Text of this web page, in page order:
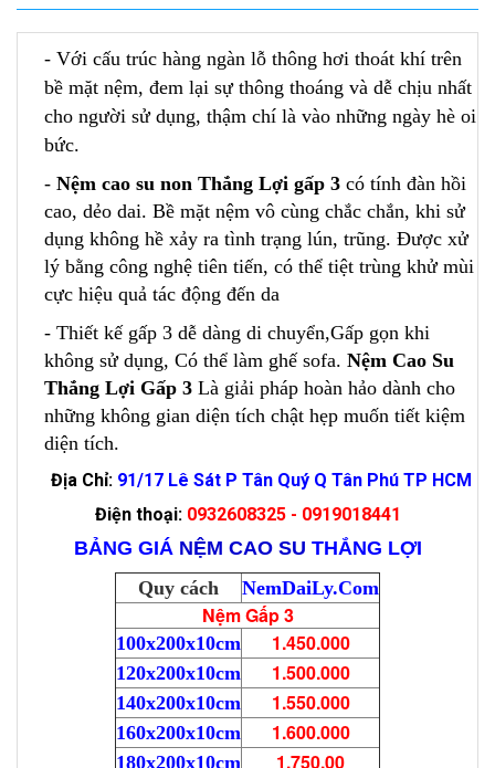
- Với cấu trúc hàng ngàn lỗ thông hơi thoát khí trên
bề mặt nệm, đem lại sự thông thoáng và dễ chịu nhất
cho người sử dụng, thậm chí là vào những ngày hè oi
bức.
- Nệm cao su non Thắng Lợi gấp 3 có tính đàn hồi
cao, dẻo dai. Bề mặt nệm vô cùng chắc chắn, khi sử
dụng không hề xảy ra tình trạng lún, trũng. Được xử
lý bằng công nghệ tiên tiến, có thể tiệt trùng khử mùi
cực hiệu quả tác động đến da
- Thiết kế gấp 3 dễ dàng di chuyển,Gấp gọn khi
không sử dụng, Có thể làm ghế sofa. Nệm Cao Su
Thắng Lợi Gấp 3 Là giải pháp hoàn hảo dành cho
những không gian diện tích chật hẹp muốn tiết kiệm
diện tích.
Địa Chỉ: 91/17 Lê Sát P Tân Quý Q Tân Phú TP HCM
Điện thoại: 0932608325 - 0919018441
BẢNG GIÁ NỆM CAO SU THẮNG LỢI
Quy cách
NemDaiLy.Com
Nệm Gấp 3
100x200x10cm 1.450.000
120x200x10cm 1.500.000
140x200x10cm 1.550.000
160x200x10cm 1.600.000
180x200x10cm 1.750.00